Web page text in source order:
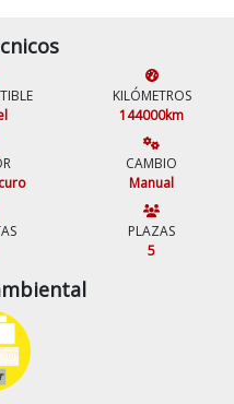
KILÓMETROS
144000km
CAMBIO
Manual
PLAZAS
5